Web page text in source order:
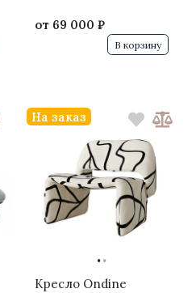
от 69 000 ₽
В корзину
··
Кресло Ondine
На заказ